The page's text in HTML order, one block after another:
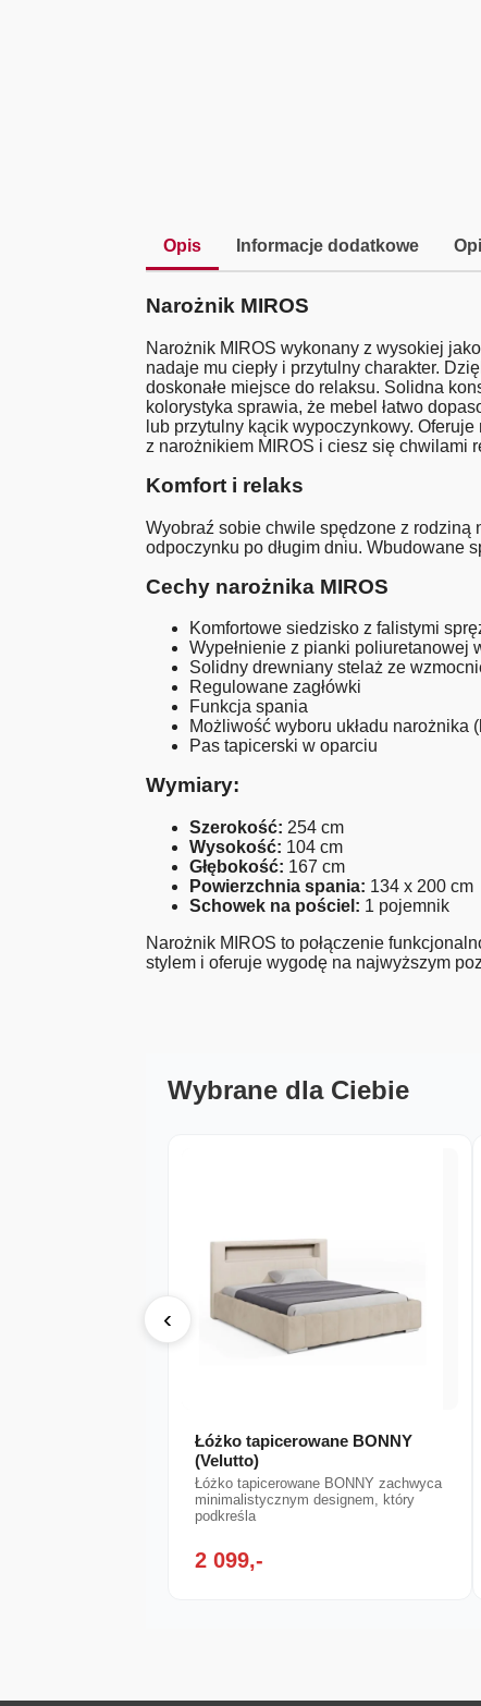
Opis Informacje dodatkowe
Narożnik MIROS
Narożnik MIROS wykonany z wysokiej
nadaje mu ciepły i przytulny charakter.
doskonałe miejsce do relaksu. Solidna
kolorystyka sprawia, że mebel łatwo
lub przytulny kącik wypoczynkowy.
z narożnikiem MIROS i ciesz się chwilami
Komfort i relaks
Wyobraź sobie chwile spędzone z
odpoczynku po długim dniu. Wbudowane
Cechy narożnika MIROS
Komfortowe siedzisko z falistymi
Wypełnienie z pianki poliuretanowej
Solidny drewniany stelaż ze
Regulowane zagłówki
Funkcja spania
Możliwość wyboru układu narożnika
Pas tapicerski w oparciu
Wymiary:
Szerokość: 254 cm
Wysokość: 104 cm
Głębokość: 167 cm
Powierzchnia spania: 134 x 200 cm
Schowek na pościel: 1 pojemnik
Narożnik MIROS to połączenie
stylem i oferuje wygodę na najwyższym
Wybrane dla Ciebie
‹
Łóżko tapicerowane BONNY
(Velutto)
Łóżko tapicerowane BONNY zachwyca
minimalistycznym designem, który
podkreśla
2 099,-